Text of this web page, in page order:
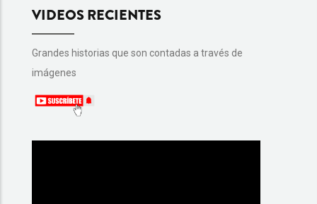
VIDEOS RECIENTES
Grandes historias que son contadas a través de
imágenes